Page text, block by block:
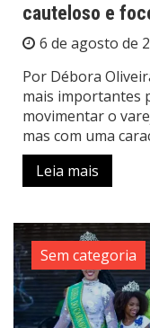
cauteloso e
6 de agosto de
Por Débora
mais importantes
movimentar o
mas com uma
Leia mais
Sem categoria